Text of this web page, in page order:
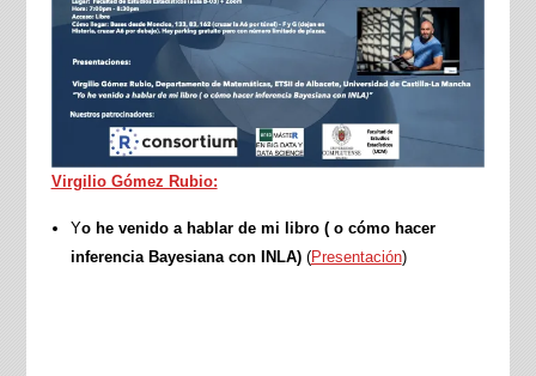
Virgilio Gómez Rubio:
Yo he venido a hablar de mi libro ( o cómo hacer
inferencia Bayesiana con INLA)(Presentación)